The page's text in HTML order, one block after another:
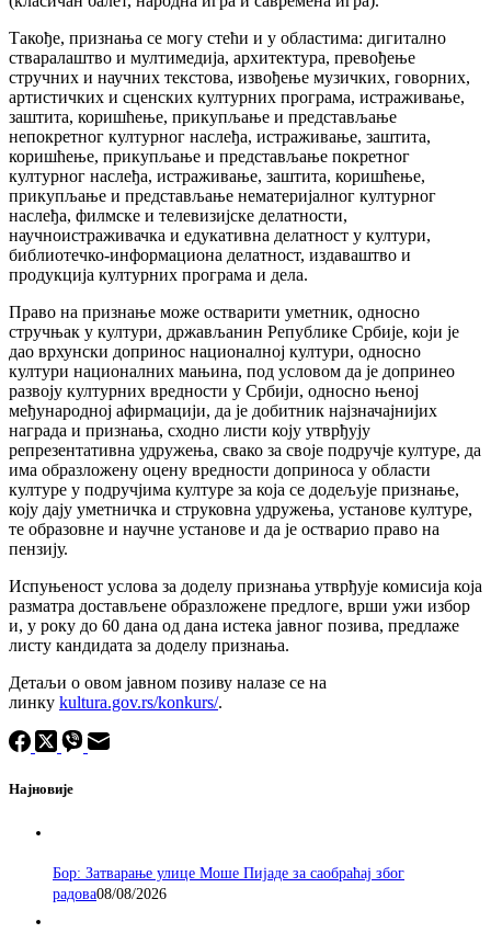
Такође, признања се могу стећи и у областима: дигитално
стваралаштво и мултимедија, архитектура, превођење
стручних и научних текстова, извођење музичких, говорних,
артистичких и сценских културних програма, истраживање,
заштита, коришћење, прикупљање и представљање
непокретног културног наслеђа, истраживање, заштита,
коришћење, прикупљање и представљање покретног
културног наслеђа, истраживање, заштита, коришћење,
прикупљање и представљање нематеријалног културног
наслеђа, филмске и телевизијске делатности,
научноистраживачка и едукативна делатност у култури,
библиотечко-информациона делатност, издаваштво и
продукција културних програма и дела.
Право на признање може остварити уметник, односно
стручњак у култури, држављанин Републике Србије, који је
дао врхунски допринос националној култури, односно
култури националних мањина, под условом да је допринео
развоју културних вредности у Србији, односно њеној
међународној афирмацији, да је добитник најзначајнијих
награда и признања, сходно листи коју утврђују
репрезентативна удружења, свако за своје подручје културе, да
има образложену оцену вредности доприноса у области
културе у подручјима културе за која се додељује признање,
коју дају уметничка и струковна удружења, установе културе,
те образовне и научне установе и да је остварио право на
пензију.
Испуњеност услова за доделу признања утврђује комисија која
разматра достављене образложене предлоге, врши ужи избор
и, у року до 60 дана од дана истека јавног позива, предлаже
листу кандидата за доделу признања.
Детаљи о oвом јавном позиву налазе се на
линку kultura.gov.rs/konkurs/.
Најновије
Бор: Затварање улице Моше Пијаде за саобраћај због
радова08/08/2026